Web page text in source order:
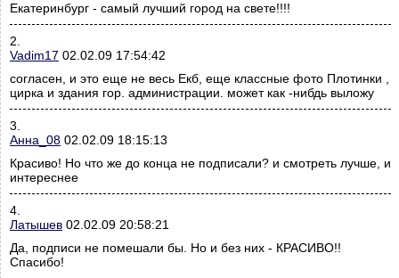
Екатеринбург - самый лучший город на свете!!!!
2.
Vadim17 02.02.09 17:54:42
согласен, и это еще не весь Екб, еще классные фото Плотинки ,
цирка и здания гор. администрации. может как -нибдь выложу
3.
Анна_08 02.02.09 18:15:13
Красиво! Но что же до конца не подписали? и смотреть лучше, и
интереснее
4.
Латышев 02.02.09 20:58:21
Да, подписи не помешали бы. Но и без них - КРАСИВО!!
Спасибо!